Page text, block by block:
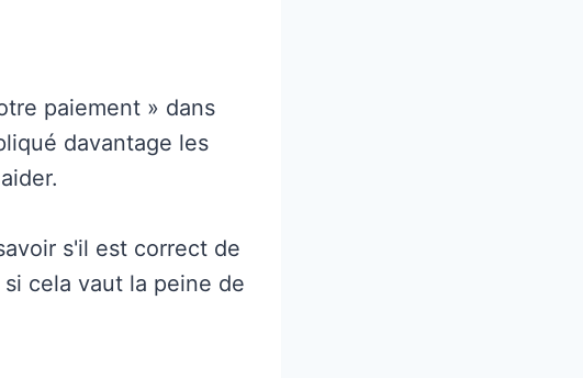
paiement » dans
davantage les
s'il est correct de
cela vaut la peine de